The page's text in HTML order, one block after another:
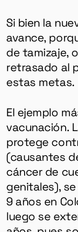
Si bien la
avance,
de tamizaje,
retrasado al
estas metas.
El ejemplo
vacunación.
protege
(causantes
cáncer de
genitales),
9 años en
luego se